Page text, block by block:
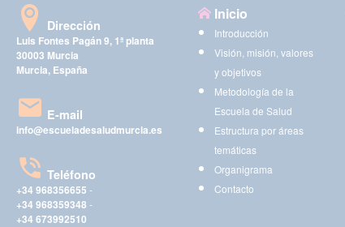
Dirección
Luis Fontes Pagán 9, 1ª planta
30003 Murcia
Murcia, España
E-mail
info@escueladesaludmurcia.es
Teléfono
+34 968356655 -
+34 968359348 -
+34 673992510
Inicio
Introducción
Visión, misión, valores
y objetivos
Metodología de la
Escuela de Salud
Estructura por áreas
temáticas
Organigrama
Contacto